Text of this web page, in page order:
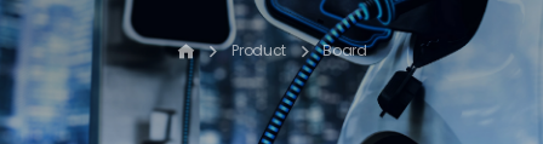
Product Board